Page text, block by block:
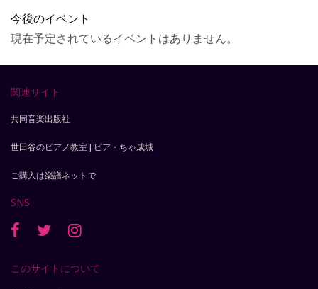
今後のイベント
現在予定されているイベントはありません。
関連サイト
共同音楽出版社
世田谷のピアノ教室 | ピア・ちゃ成城
ご購入は楽譜ネットで
SNS
このサイトについて